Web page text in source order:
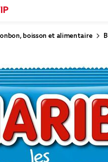
boisson et alimentaire